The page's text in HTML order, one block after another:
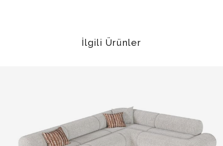
İlgili Ürünler